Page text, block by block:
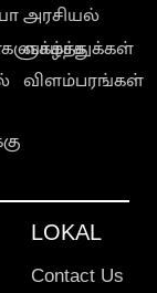
அரசியல்
வாழ்த்துக்கள்
விளம்பரங்கள்
LOKAL
Contact Us